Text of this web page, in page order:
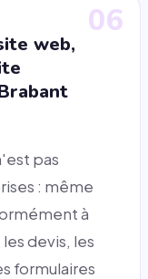
06
web,
pas
: même
à
devis, les
formulaires